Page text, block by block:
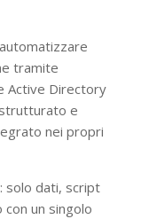
tramite
Active Directory
e
nei propri
solo dati, script
un singolo